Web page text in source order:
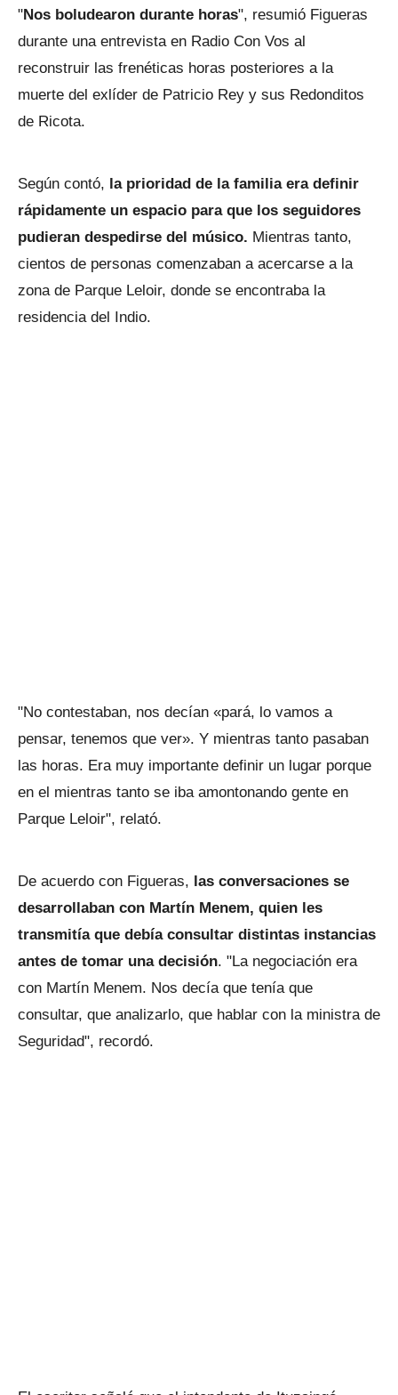
"Nos boludearon durante horas", resumió Figueras
durante una entrevista en Radio Con Vos al
reconstruir las frenéticas horas posteriores a la
muerte del exlíder de Patricio Rey y sus Redonditos
de Ricota.
Según contó, la prioridad de la familia era definir
rápidamente un espacio para que los seguidores
pudieran despedirse del músico. Mientras tanto,
cientos de personas comenzaban a acercarse a la
zona de Parque Leloir, donde se encontraba la
residencia del Indio.
"No contestaban, nos decían «pará, lo vamos a
pensar, tenemos que ver». Y mientras tanto pasaban
las horas. Era muy importante definir un lugar porque
en el mientras tanto se iba amontonando gente en
Parque Leloir", relató.
De acuerdo con Figueras, las conversaciones se
desarrollaban con Martín Menem, quien les
transmitía que debía consultar distintas instancias
antes de tomar una decisión. "La negociación era
con Martín Menem. Nos decía que tenía que
consultar, que analizarlo, que hablar con la ministra de
Seguridad", recordó.